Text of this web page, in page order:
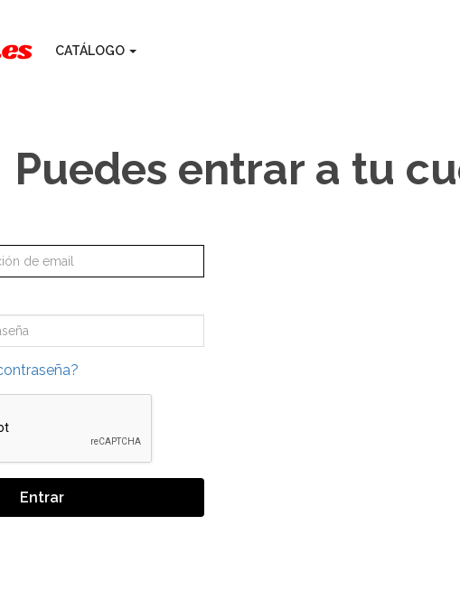
CATÁLOGO
Puedes entrar a tu
Entrar